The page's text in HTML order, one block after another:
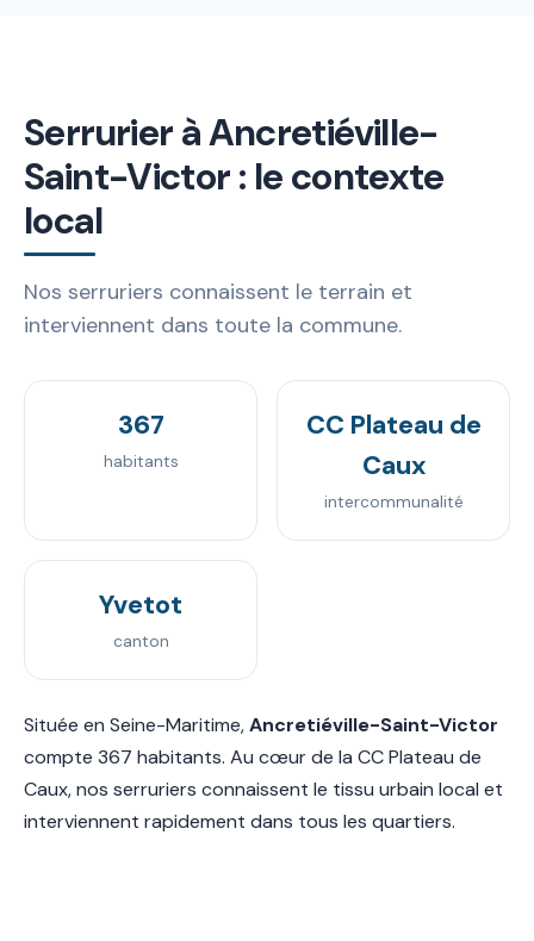
Serrurier à Ancretiéville-
Saint-Victor : le contexte
local
Nos serruriers connaissent le terrain et
interviennent dans toute la commune.
367
habitants
CC Plateau de
Caux
intercommunalité
Yvetot
canton
Située en Seine-Maritime,Ancretiéville-Saint-Victor
compte 367 habitants. Au cœur de la CC Plateau de
Caux, nos serruriers connaissent le tissu urbain local et
interviennent rapidement dans tous les quartiers.